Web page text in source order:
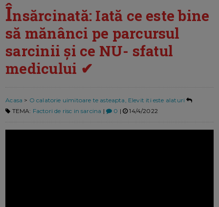
Însărcinată: Iată ce este bine
să mănânci pe parcursul
sarcinii și ce NU- sfatul
medicului ✔
Acasa > O calatorie uimitoare te asteapta, Elevit iti este alaturi
TEMA: Factori de risc in sarcina | 0 | 14/4/2022